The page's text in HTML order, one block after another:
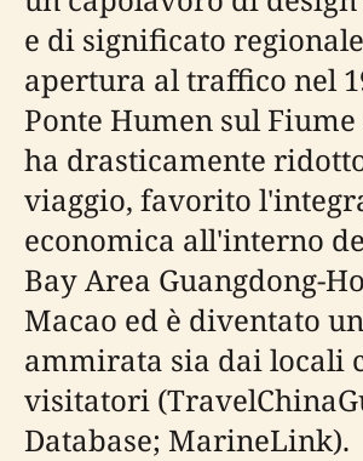
e di significato
apertura al traffico nel
Ponte Humen sul
ha drasticamente
viaggio, favorito
economica all'interno
Bay Area Guangdong-
Macao ed è diventato
ammirata sia dai locali
visitatori
Database; MarineLink).